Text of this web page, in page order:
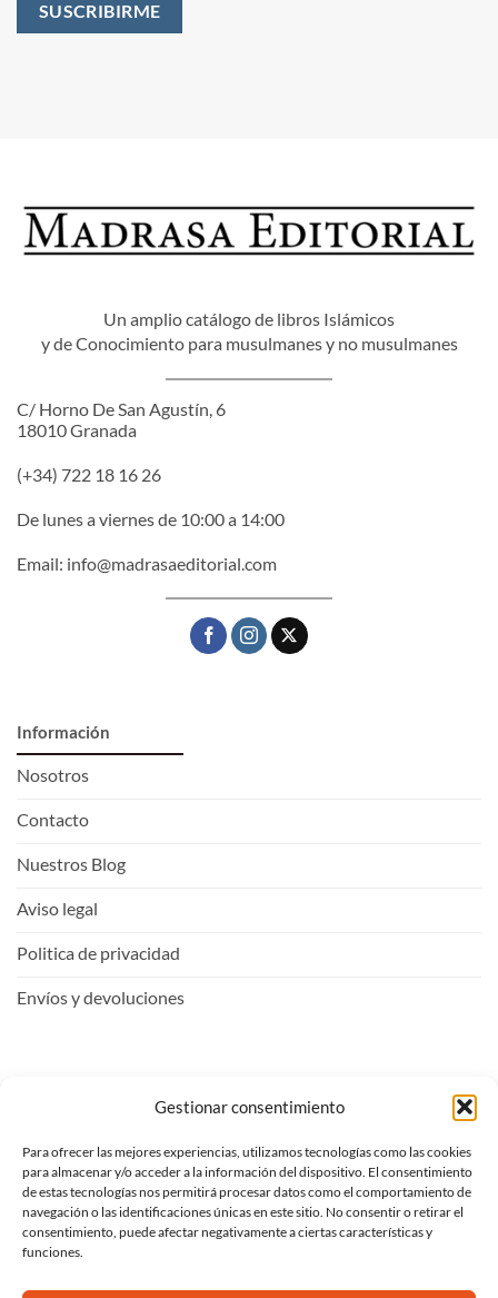
Gestionar consentimiento
Para ofrecer las mejores experiencias, utilizamos tecnologías como las cookies
para almacenar y/o acceder a la información del dispositivo. El consentimiento
de estas tecnologías nos permitirá procesar datos como el comportamiento de
navegación o las identificaciones únicas en este sitio. No consentir o retirar el
consentimiento, puede afectar negativamente a ciertas características y
funciones.
Un amplio catálogo de libros Islámicos
y de Conocimiento para musulmanes y no musulmanes
C/ Horno De San Agustín, 6
18010 Granada
(+34) 722 18 16 26
De lunes a viernes de 10:00 a 14:00
Email: info@madrasaeditorial.com
Información
Nosotros
Contacto
Nuestros Blog
Aviso legal
Politica de privacidad
Envíos y devoluciones
Entrar
Ver carrito
Mi lista de deseos
Proceder al pago